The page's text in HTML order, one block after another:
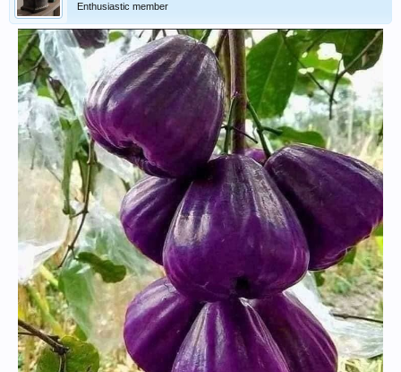
Enthusiastic member